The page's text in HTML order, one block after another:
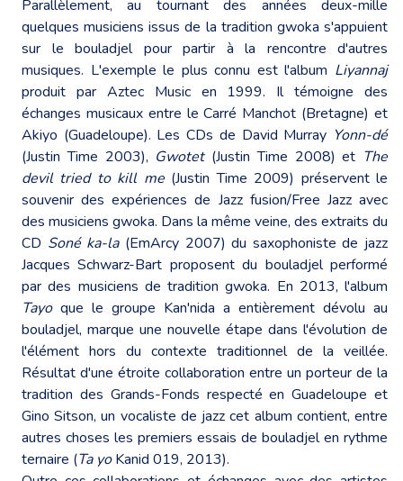
Parallèlement, au tournant des années deux-mille
quelques musiciens issus de la tradition gwoka s'appuient
sur le bouladjel pour partir à la rencontre d'autres
musiques. L'exemple le plus connu est l'album Liyannaj
produit par Aztec Music en 1999. Il témoigne des
échanges musicaux entre le Carré Manchot (Bretagne) et
Akiyo (Guadeloupe). Les CDs de David Murray Yonn-dé
(Justin Time 2003), Gwotet(Justin Time 2008) et The
devil tried to kill me(Justin Time 2009) préservent le
souvenir des expériences de Jazz fusion/Free Jazz avec
des musiciens gwoka. Dans la même veine, des extraits du
CD Soné ka-la(EmArcy 2007) du saxophoniste de jazz
Jacques Schwarz-Bart proposent du bouladjel performé
par des musiciens de tradition gwoka. En 2013, l'album
Tayoque le groupe Kan'nida a entièrement dévolu au
bouladjel, marque une nouvelle étape dans l'évolution de
l'élément hors du contexte traditionnel de la veillée.
Résultat d'une étroite collaboration entre un porteur de la
tradition des Grands-Fonds respecté en Guadeloupe et
Gino Sitson, un vocaliste de jazz cet album contient, entre
autres choses les premiers essais de bouladjel en rythme
ternaire (Ta yoKanid 019, 2013).